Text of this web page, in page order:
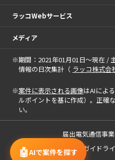
🤖AIで案件を探す
ラッコWebサービス
メディア
※期間：2021年01月01日～現在 /
情報の日次集計（ ラッコ株式会
※案件に表示される画像はAIによ
ルポイントを基に作成）。正確
い。
届出電気通信事
「中小M&Aガイドラ